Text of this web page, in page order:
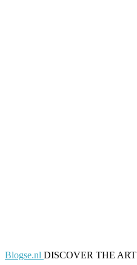
Blogse.nl DISCOVER THE